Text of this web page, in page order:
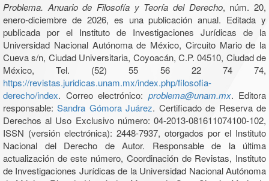
Problema. Anuario de Filosofía y Teoría del Derecho, núm. 20,
enero-diciembre de 2026, es una publicación anual. Editada y
publicada por el Instituto de Investigaciones Jurídicas de la
Universidad Nacional Autónoma de México, Circuito Mario de la
Cueva s/n, Ciudad Universitaria, Coyoacán, C.P. 04510, Ciudad de
México, Tel. (52) 55 56 22 74 74,
https://revistas.juridicas.unam.mx/index.php/filosofia-
derecho/index. Correo electrónico: problema@unam.mx. Editora
responsable:Sandra Gómora Juárez. Certificado de Reserva de
Derechos al Uso Exclusivo número: 04-2013-081611074100-102,
ISSN (versión electrónica): 2448-7937, otorgados por el Instituto
Nacional del Derecho de Autor. Responsable de la última
actualización de este número, Coordinación de Revistas, Instituto
de Investigaciones Jurídicas de la Universidad Nacional Autónoma